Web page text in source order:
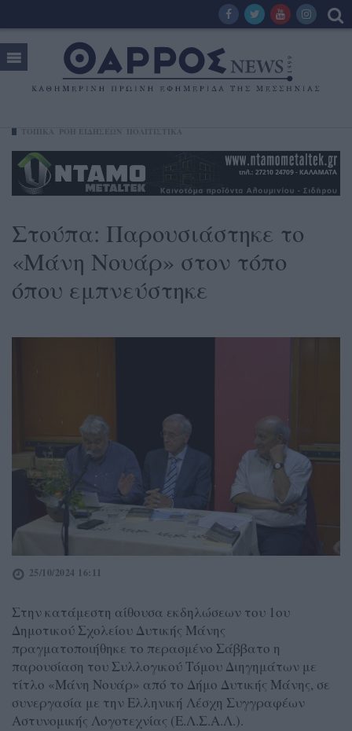
Στούπα: Παρουσιάστηκε το
«Μάνη Νουάρ» στον τόπο
όπου εμπνεύστηκε
25/10/2024 16:11
Στην κατάμεστη αίθουσα εκδηλώσεων του 1ου
Δημοτικού Σχολείου Δυτικής Μάνης
πραγματοποιήθηκε το περασμένο Σάββατο η
παρουσίαση του Συλλογικού Τόμου Διηγημάτων με
τίτλο «Μάνη Νουάρ» από το Δήμο Δυτικής Μάνης, σε
συνεργασία με την Ελληνική Λέσχη Συγγραφέων
Αστυνομικής Λογοτεχνίας (Ε.Λ.Σ.Α.Λ.).